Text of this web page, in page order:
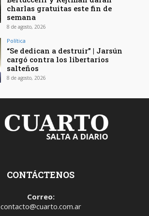
charlas gratuitas este fin de
semana
8 de agosto, 2026
Política
“Se dedican a destruir” | Jarsún
cargó contra los libertarios
salteños
8 de agosto, 2026
CONTÁCTENOS
Correo:
contacto@cuarto.com.ar